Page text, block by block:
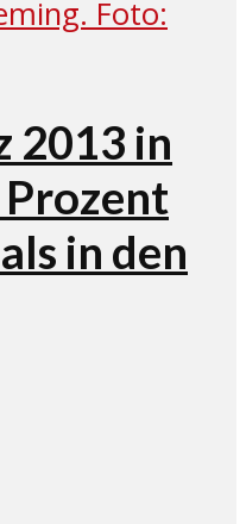
2013 in
in den